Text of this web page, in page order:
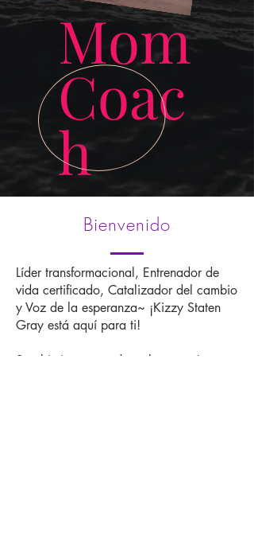
Mom
Coac
h
Bienvenido
Líder transformacional, Entrenador de
vida certificado, Catalizador del cambio
y Voz de la esperanza~ ¡Kizzy Staten
Gray está aquí para ti!
Su objetivo es ayudar a las mamás a